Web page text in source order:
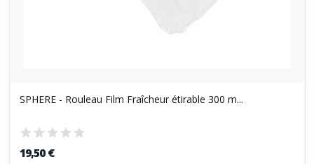
SPHERE - Rouleau Film Fraîcheur étirable 300 m...
19,50 €